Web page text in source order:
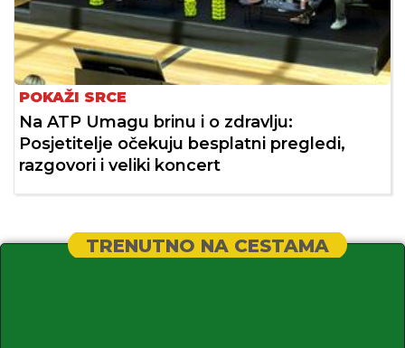
POKAŽI SRCE
Na ATP Umagu brinu i o zdravlju:
Posjetitelje očekuju besplatni pregledi,
razgovori i veliki koncert
TRENUTNO NA CESTAMA